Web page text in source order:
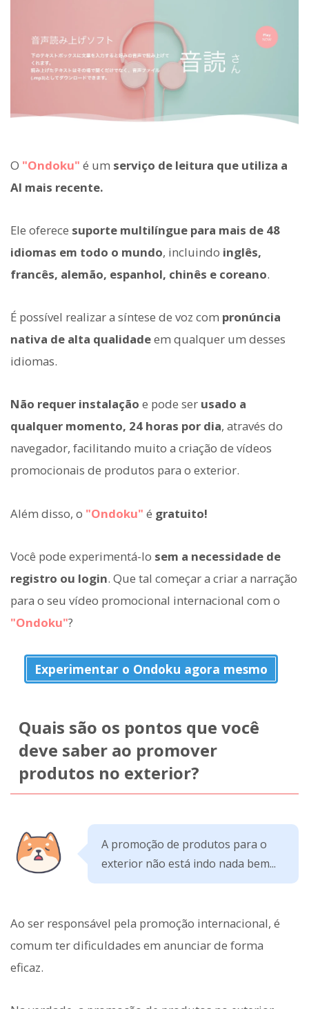
O "Ondoku" é um serviço de leitura que utiliza a
AI mais recente.
Ele oferece suporte multilíngue para mais de 48
idiomas em todo o mundo, incluindo inglês,
francês, alemão, espanhol, chinês e coreano.
É possível realizar a síntese de voz com pronúncia
nativa de alta qualidadeem qualquer um desses
idiomas.
Não requer instalação e pode ser usado a
qualquer momento, 24 horas por dia, através do
navegador, facilitando muito a criação de vídeos
promocionais de produtos para o exterior.
Além disso, o "Ondoku" é gratuito!
Você pode experimentá-lo sem a necessidade de
registro ou login. Que tal começar a criar a narração
para o seu vídeo promocional internacional com o
"Ondoku"?
Experimentar o Ondoku agora mesmo
Quais são os pontos que você
deve saber ao promover
produtos no exterior?
A promoção de produtos para o
exterior não está indo nada bem...
Ao ser responsável pela promoção internacional, é
comum ter dificuldades em anunciar de forma
eficaz.